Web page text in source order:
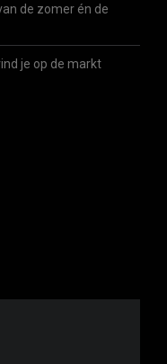
de zomer én de
je op de markt